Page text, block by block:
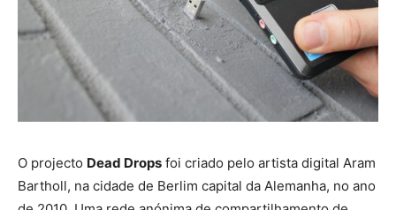
O projecto Dead Drops foi criado pelo artista digital Aram
Bartholl, na cidade de Berlim capital da Alemanha, no ano